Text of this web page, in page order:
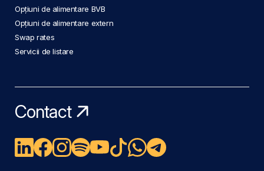
Opțiuni de alimentare BVB
Opțiuni de alimentare extern
Swap rates
Servicii de listare
Contact